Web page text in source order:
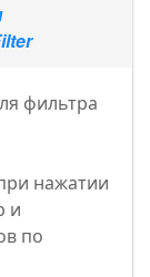
фильтра
нажатии
и
по